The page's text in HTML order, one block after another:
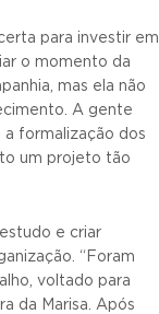
para investir em
o momento da
mas ela não
A gente
formalização dos
um projeto tão
e criar
“Foram
voltado para
da Marisa. Após